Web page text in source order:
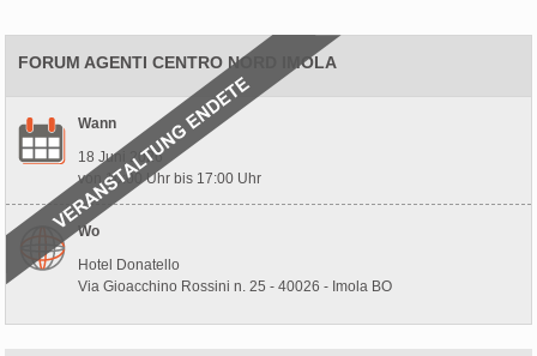
FORUM AGENTI CENTRO NORD IMOLA
Wann
18 Juni 2026
von 10:00 Uhr bis 17:00 Uhr
Wo
Hotel Donatello
Via Gioacchino Rossini n. 25 - 40026 - Imola BO